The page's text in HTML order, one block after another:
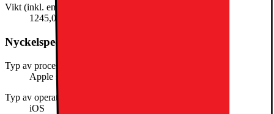
Vikt (inkl. emballage)
1245,0 g
Nyckelspecifikation
Typ av processor
Apple silicon
Typ av operativsystem
iOS